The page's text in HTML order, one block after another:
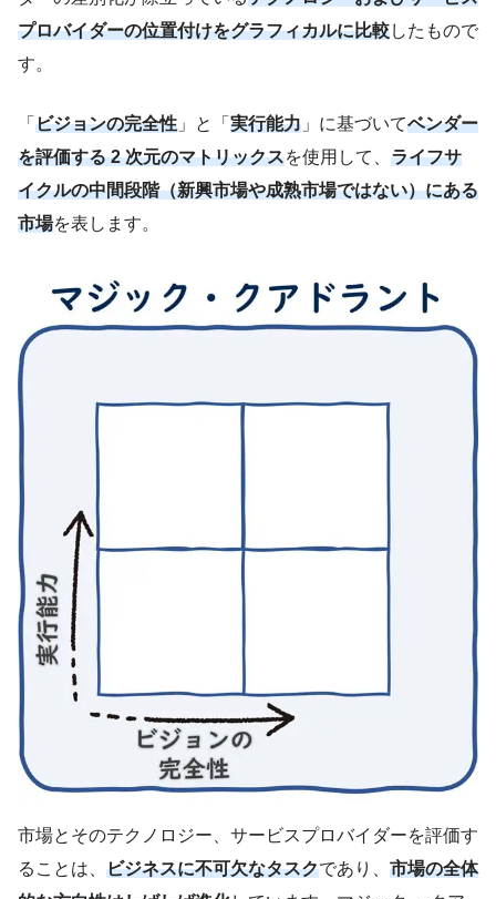
プロバイダーの位置付けをグラフィカルに比較したもので
す。
「 ビジョンの完全性 」と「 実行能力 」に基づいてベンダー
を評価する 2 次元のマトリックスを使用して、 ライフサ
イクルの中間段階（新興市場や成熟市場ではない）にある
市場を表します。
市場とそのテクノロジー、サービスプロバイダーを評価す
ることは、 ビジネスに不可欠なタスクであり、 市場の全体